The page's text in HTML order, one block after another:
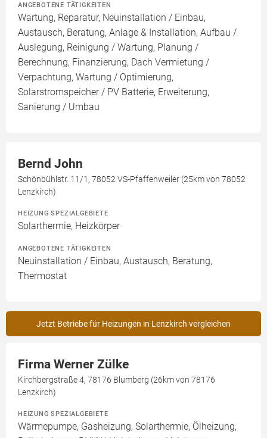
ANGEBOTENE TÄTIGKEITEN
Wartung, Reparatur, Neuinstallation / Einbau,
Austausch, Beratung, Anlage & Installation, Aufbau /
Auslegung, Reinigung / Wartung, Planung /
Berechnung, Finanzierung, Dach Vermietung /
Verpachtung, Wartung / Optimierung,
Solarstromspeicher / PV Batterie, Erweiterung,
Sanierung / Umbau
Bernd John
Schönbühlstr. 11/1, 78052 VS-Pfaffenweiler (25km von 78052
Lenzkirch)
HEIZUNG SPEZIALGEBIETE
Solarthermie, Heizkörper
ANGEBOTENE TÄTIGKEITEN
Neuinstallation / Einbau, Austausch, Beratung,
Thermostat
Jetzt Betriebe für Heizungen in Lenzkirch vergleichen
Firma Werner Zülke
Kirchbergstraße 4, 78176 Blumberg (26km von 78176
Lenzkirch)
HEIZUNG SPEZIALGEBIETE
Wärmepumpe, Gasheizung, Solarthermie, Ölheizung,